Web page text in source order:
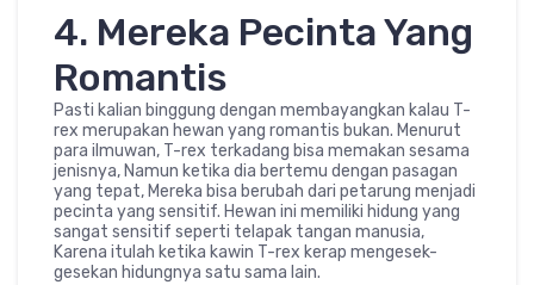
4. Mereka Pecinta Yang
Romantis
Pasti kalian binggung dengan membayangkan kalau T-
rex merupakan hewan yang romantis bukan. Menurut
para ilmuwan, T-rex terkadang bisa memakan sesama
jenisnya, Namun ketika dia bertemu dengan pasagan
yang tepat, Mereka bisa berubah dari petarung menjadi
pecinta yang sensitif. Hewan ini memiliki hidung yang
sangat sensitif seperti telapak tangan manusia,
Karena itulah ketika kawin T-rex kerap mengesek-
gesekan hidungnya satu sama lain.